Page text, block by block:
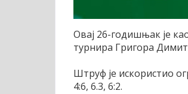
Овај 26-годишњак је
турнира Григора
Штруф је искористио
4:6, 6.3, 6:2.